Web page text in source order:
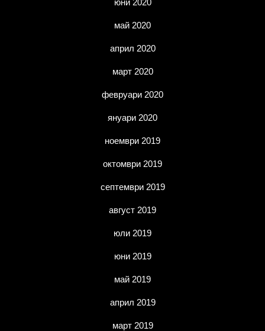
юни 2020
май 2020
април 2020
март 2020
февруари 2020
януари 2020
ноември 2019
октомври 2019
септември 2019
август 2019
юли 2019
юни 2019
май 2019
април 2019
март 2019